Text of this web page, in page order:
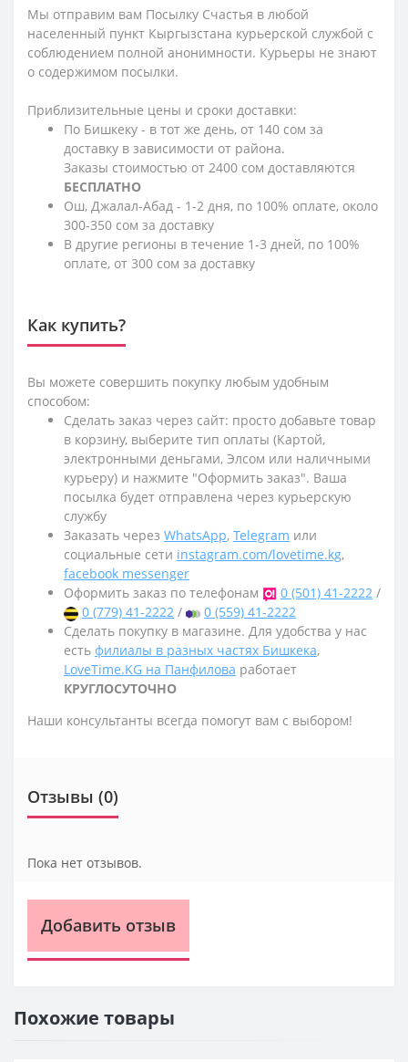
Мы отправим вам Посылку Счастья в любой
населенный пункт Кыргызстана курьерской службой с
соблюдением полной анонимности. Курьеры не знают
о содержимом посылки.
Приблизительные цены и сроки доставки:
По Бишкеку - в тот же день, от 140 сом за
доставку в зависимости от района.
Заказы стоимостью от 2400 сом доставляются
БЕСПЛАТНО
Ош, Джалал-Абад - 1-2 дня, по 100% оплате, около
300-350 сом за доставку
В другие регионы в течение 1-3 дней, по 100%
оплате, от 300 сом за доставку
Как купить?
Вы можете совершить покупку любым удобным
способом:
Сделать заказ через сайт: просто добавьте товар
в корзину, выберите тип оплаты (Картой,
электронными деньгами, Элсом или наличными
курьеру) и нажмите "Оформить заказ". Ваша
посылка будет отправлена через курьерскую
службу
Заказать через WhatsApp, Telegram или
социальные сети instagram.com/lovetime.kg,
facebook messenger
Оформить заказ по телефонам
0 (501) 41-2222 /
0 (779) 41-2222 /
0 (559) 41-2222
Сделать покупку в магазине. Для удобства у нас
есть филиалы в разных частях Бишкека,
LoveTime.KG на Панфилова работает
КРУГЛОСУТОЧНО
Наши консультанты всегда помогут вам с выбором!
Отзывы (0)
Пока нет отзывов.
Добавить отзыв
Похожие товары